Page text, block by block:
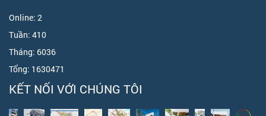
Online: 2
Tuần: 410
Tháng: 6036
Tổng: 1630471
KẾT NỐI VỚI CHÚNG TÔI